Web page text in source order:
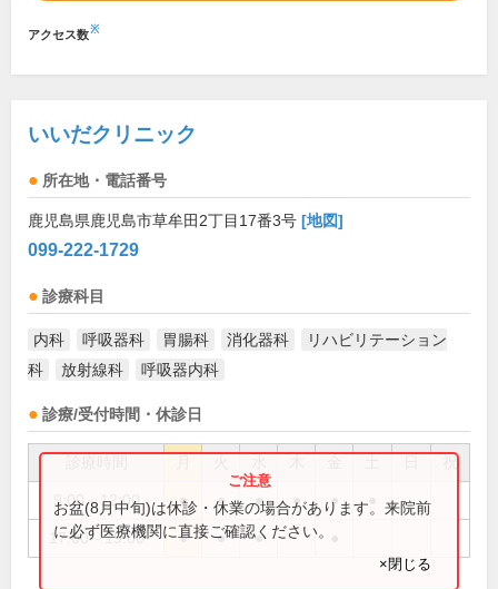
アクセス数※
いいだクリニック
所在地・電話番号
鹿児島県鹿児島市草牟田2丁目17番3号 [地図]
099-222-1729
診療科目
内科 呼吸器科 胃腸科 消化器科
リハビリテーション
科
放射線科 呼吸器内科
診療/受付時間・休診日
祝
9:00～12:00 ● ● ● ● ●
17:00～19:00 ● ● ●
お盆(8月中旬)は休診・休業の場合があります。来院前
に必ず医療機関に直接ご確認ください。
×閉じる